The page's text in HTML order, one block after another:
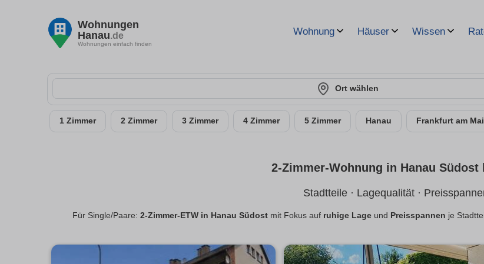
Wohnungen
Hanau.de
Wohnungen einfach finden
Wohnung Häuser Wissen
Ort wählen
1 Zimmer 2 Zimmer 3 Zimmer 4 Zimmer 5 Zimmer Hanau Frankfurt am
2-Zimmer-Wohnung in Hanau Südost
Stadtteile · Lagequalität ·
Für Single/Paare: 2-Zimmer-ETW in Hanau Südost mit Fokus auf ruhige Lage und Preisspannen je